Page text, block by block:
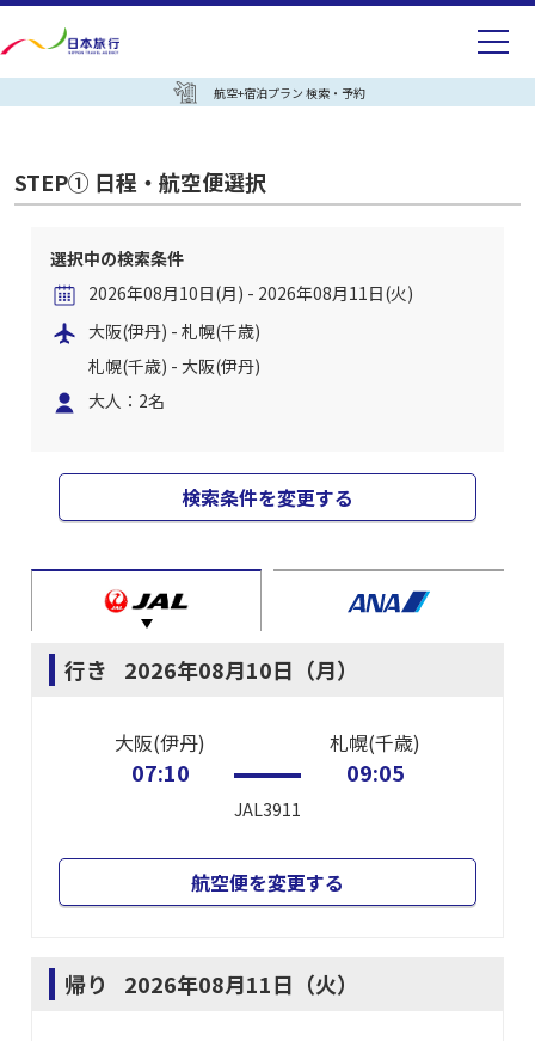
航空+宿泊プラン 検索・予約
STEP① 日程・航空便選択
選択中の検索条件
2026年08月10日(月) - 2026年08月11日(火)
大阪(伊丹) - 札幌(千歳)
札幌(千歳) - 大阪(伊丹)
大人：2名
検索条件を変更する
行き 2026年08月10日（月）
大阪(伊丹)
07:10
JAL3911
札幌(千歳)
09:05
航空便を変更する
帰り 2026年08月11日（火）